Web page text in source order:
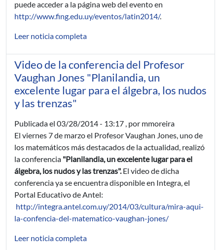
puede acceder a la página web del evento en
http://www.fing.edu.uy/eventos/latin2014/.
Leer noticia completa
Video de la conferencia del Profesor
Vaughan Jones "Planilandia, un
excelente lugar para el álgebra, los nudos
y las trenzas"
Publicada el 03/28/2014 - 13:17 , por mmoreira
El viernes 7 de marzo el Profesor Vaughan Jones, uno de
los matemáticos más destacados de la actualidad, realizó
la conferencia "Planilandia, un excelente lugar para el
álgebra, los nudos y las trenzas".El video de dicha
conferencia ya se encuentra disponible en Integra, el
Portal Educativo de Antel:
http://integra.antel.com.uy/2014/03/cultura/mira-aqui-
la-confencia-del-matematico-vaughan-jones/
Leer noticia completa